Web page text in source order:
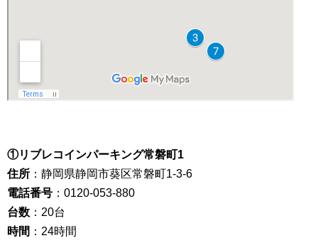
①リブレコインパーキング常磐町1
住所 ：静岡県静岡市葵区常磐町1-3-6
電話番号 ：0120-053-880
台数 ：20台
時間 ：24時間